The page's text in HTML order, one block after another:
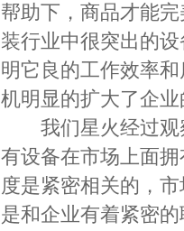
帮助下，商品才能
装行业中很突出的
明它良的工作效率
机明显的扩大了企
我们星火经过观
有设备在市场上面
度是紧密相关的，
是和企业有着紧密